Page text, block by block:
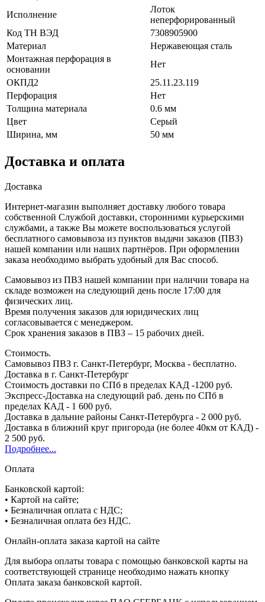
Исполнение
Лоток
неперфорированный
Код ТН ВЭД
7308905900
Материал
Нержавеющая сталь
Монтажная перфорация в
основании
Нет
ОКПД2
25.11.23.119
Перфорация
Нет
Толщина материала
0.6 мм
Цвет
Серый
Ширина, мм
50 мм
Доставка и оплата
Доставка
Интернет-магазин выполняет доставку любого товара
собственной Службой доставки, сторонними курьерскими
службами, а также Вы можете воспользоваться услугой
бесплатного самовывоза из пунктов выдачи заказов (ПВЗ)
нашей компании или наших партнёров. При оформлении
заказа необходимо выбрать удобный для Вас способ.
Самовывоз из ПВЗ нашей компании при наличии товара на
складе возможен на следующий день после 17:00 для
физических лиц.
Время получения заказов для юридических лиц
согласовывается с менеджером.
Срок хранения заказов в ПВЗ – 15 рабочих дней.
Стоимость.
Самовывоз ПВЗ г. Санкт-Петербург, Москва - бесплатно.
Доставка в г. Санкт-Петербург
Стоимость доставки по СПб в пределах КАД -1200 руб.
Экспресс-Доставка на следующий раб. день по СПб в
пределах КАД - 1 600 руб.
Доставка в дальние районы Санкт-Петербурга - 2 000 руб.
Доставка в ближний круг пригорода (не более 40км от КАД) -
2 500 руб.
Подробнее...
Оплата
Банковской картой:
• Картой на сайте;
• Безналичная оплата с НДС;
• Безналичная оплата без НДС.
Онлайн-оплата заказа картой на сайте
Для выбора оплаты товара с помощью банковской карты на
соответствующей странице необходимо нажать кнопку
Оплата заказа банковской картой.